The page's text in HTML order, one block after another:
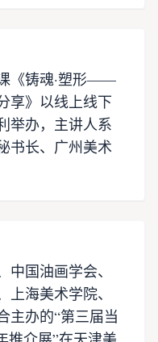
《铸魂·塑形——
享》以线上线下
举办，主讲人系
书长、广州美术
中国油画学会、
上海美术学院、
主办的“第三届当